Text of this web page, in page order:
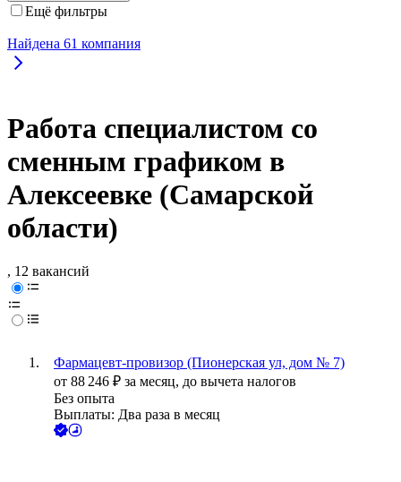
Ещё фильтры
Найдена 61 компания
Работа специалистом со
сменным графиком в
Алексеевке (Самарской
области)
, 12 вакансий
Фармацевт-провизор (Пионерская ул, дом № 7)
от 88 246 ₽ за месяц, до вычета налогов
Без опыта
Выплаты: Два раза в месяц